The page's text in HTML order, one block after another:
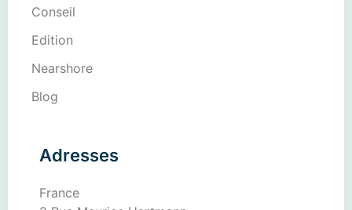
Conseil
Edition
Nearshore
Blog
Adresses
France